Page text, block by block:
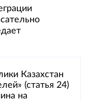
Казахстан
(статья 24)
на